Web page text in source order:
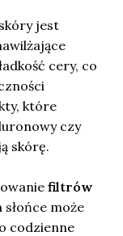
skóry jest
cery, co
które
czy
skórę.
filtrów
słońce może
codzienne